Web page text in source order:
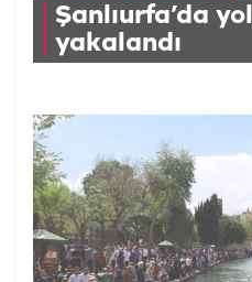
Şanlıurfa’da
yakalandı